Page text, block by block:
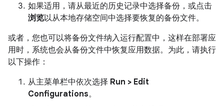
如果适用，请从最近的历史记录中选择备份，或点击
浏览以从本地存储空间中选择要恢复的备份文件。
或者，您也可以将备份文件纳入运行配置中，这样在部署应
用时，系统也会从备份文件中恢复应用数据。为此，请执行
以下操作：
从主菜单栏中依次选择 Run > Edit
Configurations。